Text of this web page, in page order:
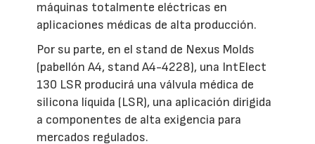
máquinas totalmente eléctricas en
aplicaciones médicas de alta producción.
Por su parte, en el stand de Nexus Molds
(pabellón A4, stand A4-4228), una IntElect
130 LSR producirá una válvula médica de
silicona líquida (LSR), una aplicación dirigida
a componentes de alta exigencia para
mercados regulados.